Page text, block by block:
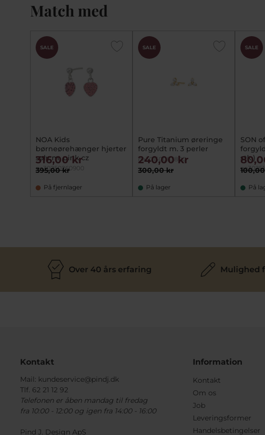
Match med
SALE
NOA Kids
børneørehænger hjerter
sølv m. pink cz
na30250260900
395,00 kr
316,00 kr
På fjernlager
SALE
Pure Titanium øreringe
forgyldt m. 3 perler
na30150083800
300,00 kr
240,00 kr
På lager
SALE
SON
stk.)
På
Over 40 års erfaring Mulighed
Kontakt
Mail: kundeservice@pindj.dk
Tlf. 62 21 12 92
Telefonen er åben mandag til fredag
fra 10:00 - 12:00 og igen fra 14:00 - 16:00
Pind J. Design ApS
Information
Kontakt
Om os
Job
Leveringsformer
Handelsbetingelser